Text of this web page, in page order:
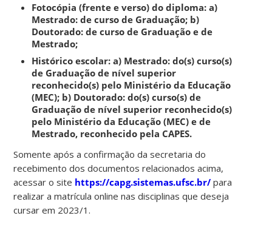
Fotocópia (frente e verso) do diploma: a)
Mestrado: de curso de Graduação; b)
Doutorado: de curso de Graduação e de
Mestrado;
Histórico escolar: a) Mestrado: do(s) curso(s)
de Graduação de nível superior
reconhecido(s) pelo Ministério da Educação
(MEC); b) Doutorado: do(s) curso(s) de
Graduação de nível superior reconhecido(s)
pelo Ministério da Educação (MEC) e de
Mestrado, reconhecido pela CAPES.
Somente após a confirmação da secretaria do
recebimento dos documentos relacionados acima,
acessar o site https://capg.sistemas.ufsc.br/ para
realizar a matrícula online nas disciplinas que deseja
cursar em 2023/1.